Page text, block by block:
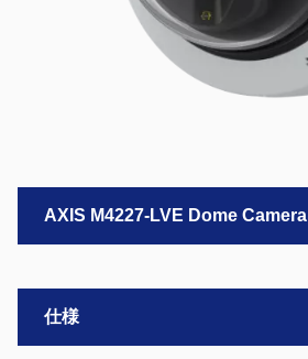
AXIS M4227-LVE Dome Camera
仕様